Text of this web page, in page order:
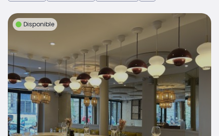
Disponible